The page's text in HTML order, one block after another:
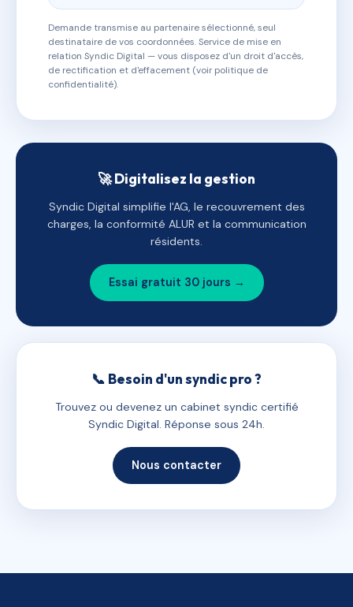
Demande transmise au partenaire sélectionné, seul
destinataire de vos coordonnées. Service de mise en
relation Syndic Digital — vous disposez d'un droit d'accès,
de rectification et d'effacement (voir politique de
confidentialité).
🚀 Digitalisez la gestion
Syndic Digital simplifie l'AG, le recouvrement des
charges, la conformité ALUR et la communication
résidents.
Essai gratuit 30 jours →
📞 Besoin d'un syndic pro ?
Trouvez ou devenez un cabinet syndic certifié
Syndic Digital. Réponse sous 24h.
Nous contacter